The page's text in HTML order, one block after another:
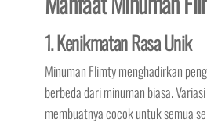
1. Kenikmatan Rasa Unik
Minuman Flimty menghadirkan
berbeda dari minuman biasa.
membuatnya cocok untuk semua